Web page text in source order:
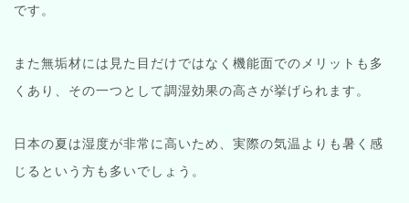
です。
また無垢材には見た目だけではなく機能面でのメリットも多
くあり、その一つとして調湿効果の高さが挙げられます。
日本の夏は湿度が非常に高いため、実際の気温よりも暑く感
じるという方も多いでしょう。